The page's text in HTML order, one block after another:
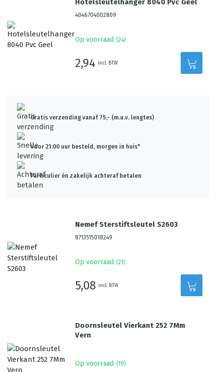
Hotelsleutelhanger 8040 Pvc Geel
4046704002809
Op voorraad (24)
2,94 incl. BTW
Gratis verzending vanaf 75,- (m.u.v. lengtes)
Voor 21:00 uur besteld, morgen in huis*
Particulier én zakelijk achteraf betalen
Nemef Sterstiftsleutel S2603
8713515018249
Op voorraad (21 )
5,08 incl. BTW
Doornsleutel Vierkant 252 7Mm
Vern
Op voorraad (19)